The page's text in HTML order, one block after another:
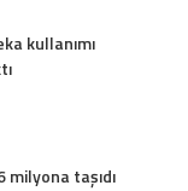
kullanımı
milyona taşıdı